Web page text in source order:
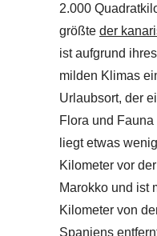
2.000
größte der
ist aufgrund
milden Klimas
Urlaubsort, der
Flora und Fauna
liegt etwas
Kilometer vor
Marokko und ist
Kilometer von
Spaniens